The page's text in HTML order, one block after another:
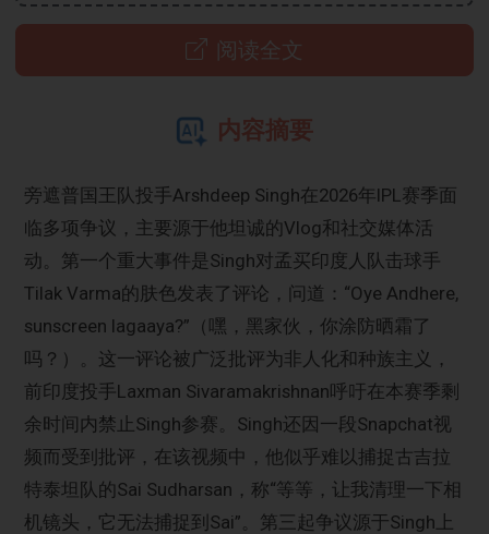
阅读全文
内容摘要
旁遮普国王队投手Arshdeep Singh在2026年IPL赛季面
临多项争议，主要源于他坦诚的Vlog和社交媒体活
动。第一个重大事件是Singh对孟买印度人队击球手
Tilak Varma的肤色发表了评论，问道：“Oye Andhere,
sunscreen lagaaya?”（嘿，黑家伙，你涂防晒霜了
吗？）。这一评论被广泛批评为非人化和种族主义，
前印度投手Laxman Sivaramakrishnan呼吁在本赛季剩
余时间内禁止Singh参赛。Singh还因一段Snapchat视
频而受到批评，在该视频中，他似乎难以捕捉古吉拉
特泰坦队的Sai Sudharsan，称“等等，让我清理一下相
机镜头，它无法捕捉到Sai”。第三起争议源于Singh上